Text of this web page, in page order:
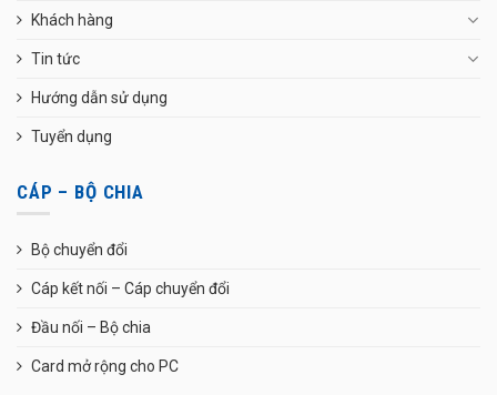
Khách hàng
Tin tức
Hướng dẫn sử dụng
Tuyển dụng
CÁP – BỘ CHIA
Bộ chuyển đổi
Cáp kết nối – Cáp chuyển đổi
Đầu nối – Bộ chia
Card mở rộng cho PC